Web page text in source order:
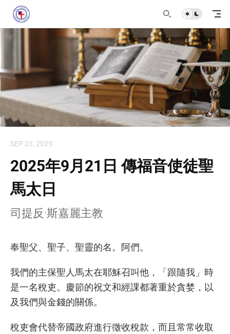
SEP 23, 2025
2025年9月21日 傳福音使徒聖
馬太日
司提反·斯嘉麗主教
奉聖父、聖子、聖靈的名。阿們。
我們的主保聖人馬太在耶穌召叫他，「跟隨我」時
是一名稅吏。慶節的祝文和經課都著重於貪婪，以
及我們與金錢的關係。
稅吏會代替帝國政府進行徵收稅款，而且常常收取